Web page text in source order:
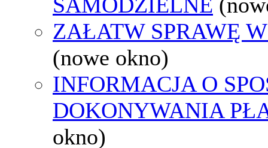
ZAŁATW SPRAWĘ
(nowe okno)
INFORMACJA O
DOKONYWANIA
okno)